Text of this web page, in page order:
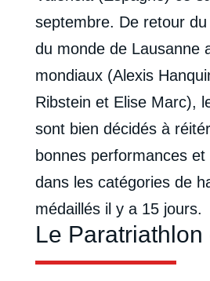
septembre. De retour
du monde de Lausanne
mondiaux (Alexis
Ribstein et Elise Marc),
sont bien décidés à
bonnes performances et
dans les catégories de
médaillés il y a 15 jours.
Le Paratriathlon